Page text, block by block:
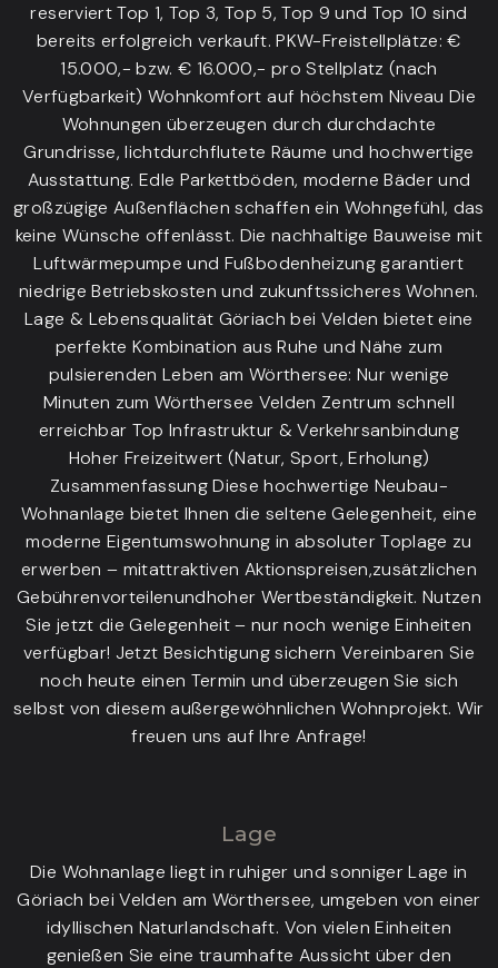
reserviert Top 1, Top 3, Top 5, Top 9 und Top 10 sind
bereits erfolgreich verkauft. PKW-Freistellplätze: €
15.000,- bzw. € 16.000,- pro Stellplatz (nach
Verfügbarkeit) Wohnkomfort auf höchstem Niveau Die
Wohnungen überzeugen durch durchdachte
Grundrisse, lichtdurchflutete Räume und hochwertige
Ausstattung. Edle Parkettböden, moderne Bäder und
großzügige Außenflächen schaffen ein Wohngefühl, das
keine Wünsche offenlässt. Die nachhaltige Bauweise mit
Luftwärmepumpe und Fußbodenheizung garantiert
niedrige Betriebskosten und zukunftssicheres Wohnen.
Lage & Lebensqualität Göriach bei Velden bietet eine
perfekte Kombination aus Ruhe und Nähe zum
pulsierenden Leben am Wörthersee: Nur wenige
Minuten zum Wörthersee Velden Zentrum schnell
erreichbar Top Infrastruktur & Verkehrsanbindung
Hoher Freizeitwert (Natur, Sport, Erholung)
Zusammenfassung Diese hochwertige Neubau-
Wohnanlage bietet Ihnen die seltene Gelegenheit, eine
moderne Eigentumswohnung in absoluter Toplage zu
erwerben – mitattraktiven Aktionspreisen,zusätzlichen
Gebührenvorteilenundhoher Wertbeständigkeit. Nutzen
Sie jetzt die Gelegenheit – nur noch wenige Einheiten
verfügbar! Jetzt Besichtigung sichern Vereinbaren Sie
noch heute einen Termin und überzeugen Sie sich
selbst von diesem außergewöhnlichen Wohnprojekt. Wir
freuen uns auf Ihre Anfrage!
Lage
Die Wohnanlage liegt in ruhiger und sonniger Lage in
Göriach bei Velden am Wörthersee, umgeben von einer
idyllischen Naturlandschaft. Von vielen Einheiten
genießen Sie eine traumhafte Aussicht über den